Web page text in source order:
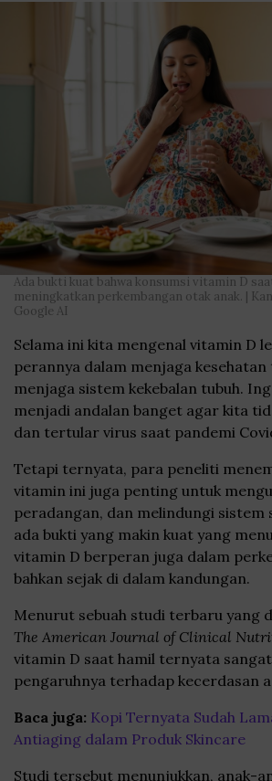
Ada bukti kuat bahwa konsumsi vitamin D
meningkatkan perkembangan otak anak. |
Google AI
Selama ini kita mengenal vitamin D
perannya dalam menjaga kesehatan
menjaga sistem kekebalan tubuh.
menjadi andalan banget agar kita
dan tertular virus saat pandemi
Tetapi ternyata, para peneliti
vitamin ini juga penting untuk
peradangan, dan melindungi sistem
ada bukti yang makin kuat yang
vitamin D berperan juga dalam
bahkan sejak di dalam kandungan.
Menurut sebuah studi terbaru yang
The American Journal of Clinical
vitamin D saat hamil ternyata
pengaruhnya terhadap kecerdasan
Baca juga: Kopi Ternyata Sudah
Antiaging dalam Produk Skincare
Studi tersebut menunjukkan, anak-